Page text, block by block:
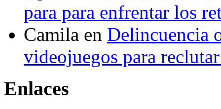
para para enfrentar los
Camila en Delincuencia
videojuegos para
Enlaces